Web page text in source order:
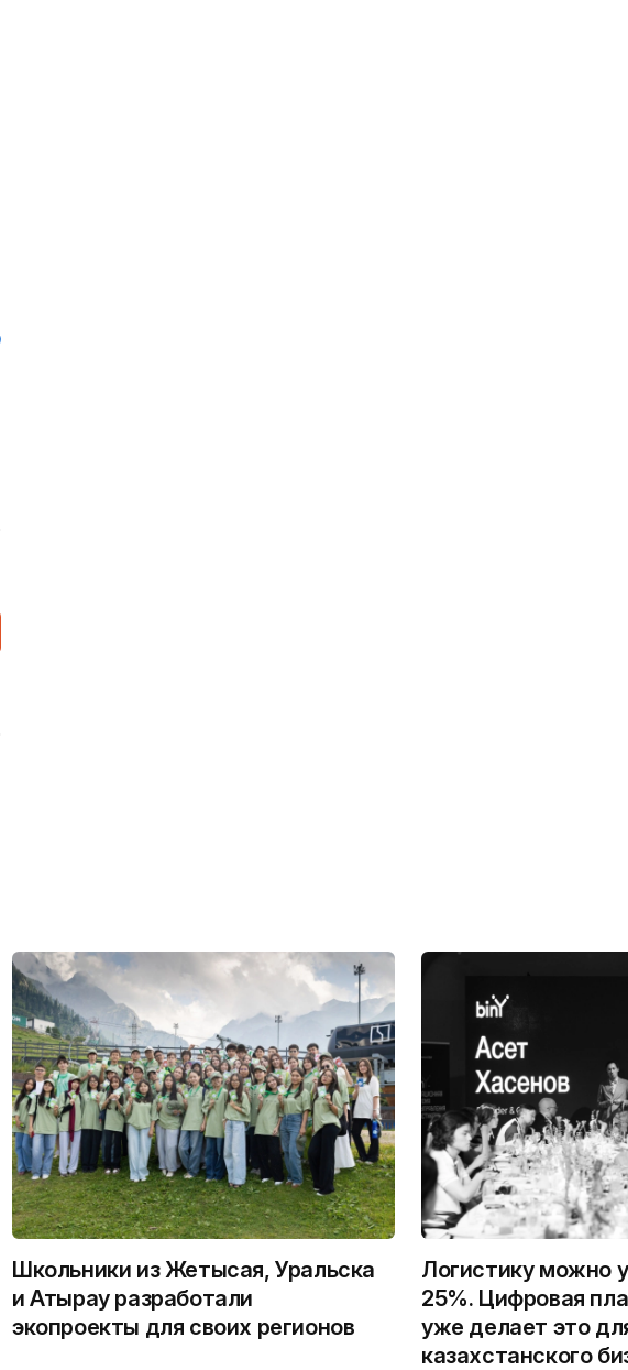
Школьники из Жетысая, Уральска
и Атырау разработали
экопроекты для своих регионов
Логистику можно
25%. Цифровая
уже делает это
казахстанского